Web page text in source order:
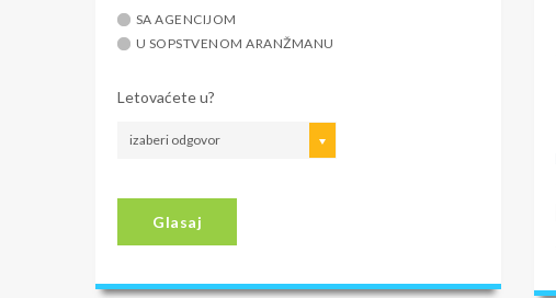
SA AGENCIJOM
U SOPSTVENOM ARANŽMANU
Letovaćete u?
izaberi odgovor
Glasaj